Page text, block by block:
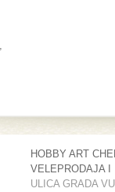
HOBBY ART
VELEPRODAJA I
ULICA GRADA